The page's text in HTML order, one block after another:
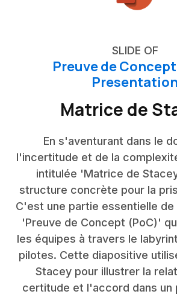
SLIDE OF
Preuve de
Presentation
Matrice de
En s'aventurant dans le
l'incertitude et de la
intitulée 'Matrice de
structure concrète pour la
C'est une partie essentielle
'Preuve de Concept (PoC)'
les équipes à travers le
pilotes. Cette diapositive
Stacey pour illustrer la
certitude et l'accord dans un